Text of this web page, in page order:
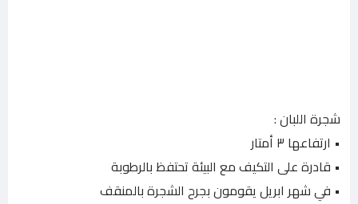
شجرة اللبان :
• ارتفاعها ٣ أمتار
• قادرة على التكيف مع البيئة تحتفظ بالرطوبة
• في شهر ابريل يقومون بجرح الشجرة بالمنقف